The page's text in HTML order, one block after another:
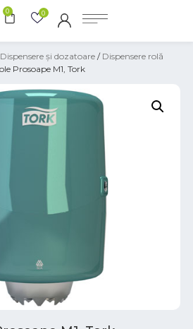
0 0
Dispensere și dozatoare / Dispensere rolă
Prosoape M1, Tork